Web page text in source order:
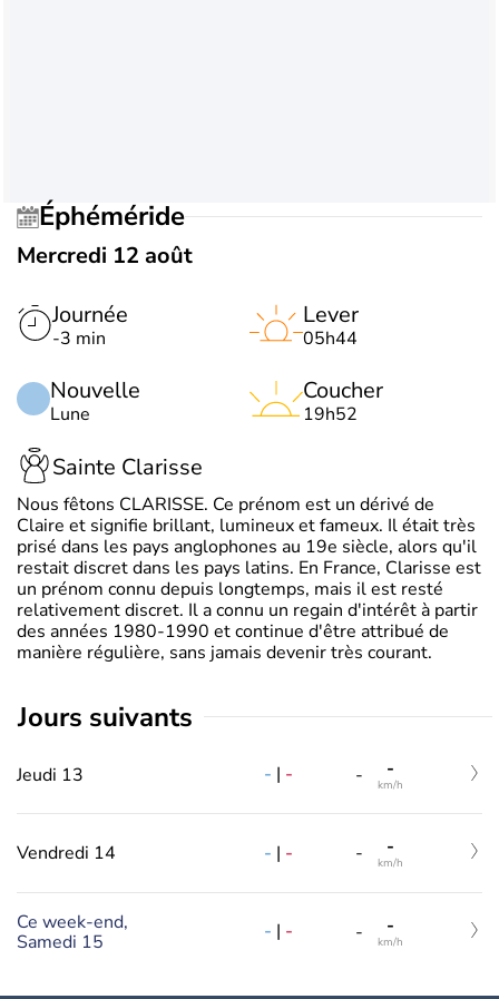
Éphéméride
Mercredi 12 août
Journée
-3 min
Nouvelle
Lune
Lever
05h44
Coucher
19h52
Sainte Clarisse
Nous fêtons CLARISSE. Ce prénom est un dérivé de
Claire et signifie brillant, lumineux et fameux. Il était très
prisé dans les pays anglophones au 19e siècle, alors qu'il
restait discret dans les pays latins. En France, Clarisse est
un prénom connu depuis longtemps, mais il est resté
relativement discret. Il a connu un regain d'intérêt à partir
des années 1980-1990 et continue d'être attribué de
manière régulière, sans jamais devenir très courant.
jours suivants
Jeudi 13 - | - - -
km/h
Vendredi 14 - | - - -
km/h
Ce week-end,
Samedi 15
- | - - -
km/h